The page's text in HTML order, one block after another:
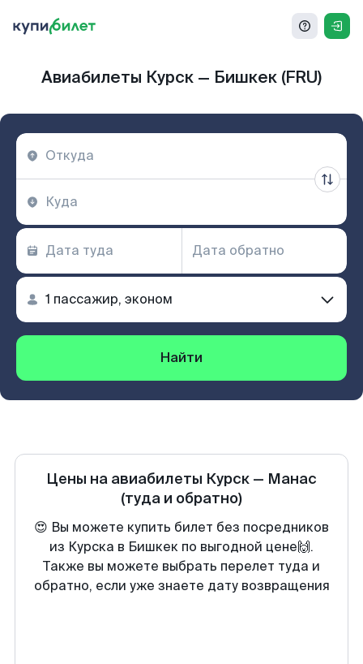
Авиабилеты Курск — Бишкек (FRU)
Найти
Цены на авиабилеты Курск — Манас
(туда и обратно)
😍 Вы можете купить билет без посредников
из Курска в Бишкек по выгодной цене🙌.
Также вы можете выбрать перелет туда и
обратно, если уже знаете дату возвращения